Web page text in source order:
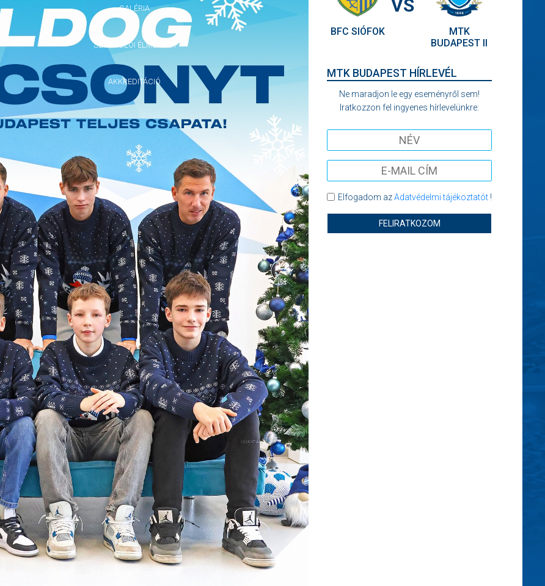
GALÉRIA
SZURKOLÓI ÉLMÉNYEK
AKKREDITÁCIÓ
BFC SIÓFOK
VS
MTK
BUDAPEST II
MTK BUDAPEST HÍRLEVÉL
Ne maradjon le egy eseményről sem!
Iratkozzon fel ingyenes hírlevelünkre:
Elfogadom azAdatvédelmi tájékoztatót!
FELIRATKOZOM